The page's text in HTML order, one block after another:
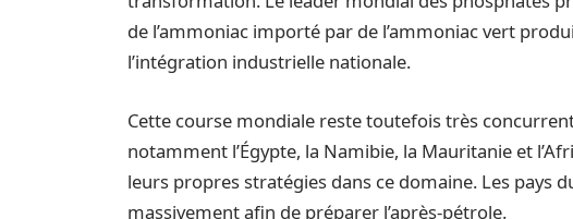
de l’ammoniac importé par de l’ammoniac vert
l’intégration industrielle nationale.
Cette course mondiale reste toutefois très
notamment l’Égypte, la Namibie, la Mauritanie et
leurs propres stratégies dans ce domaine. Les pays
massivement afin de préparer l’après-pétrole.